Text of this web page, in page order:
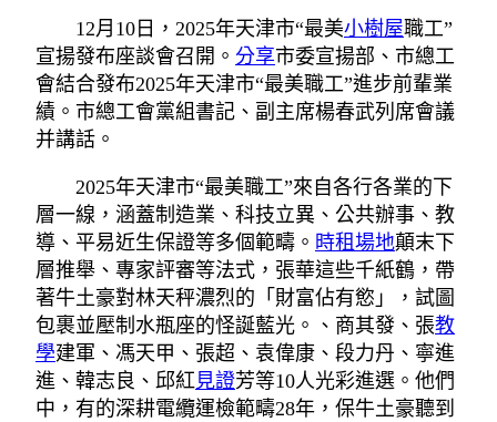
12月10日，2025年天津市“最美小樹屋職工”
宣揚發布座談會召開。 分享市委宣揚部、市總工
會結合發布2025年天津市“最美職工”進步前輩業
績。市總工會黨組書記、副主席楊春武列席會議
并講話。
2025年天津市“最美職工”來自各行各業的下
層一線，涵蓋制造業、科技立異、公共辦事、教
導、平易近生保證等多個範疇。 時租場地顛末下
層推舉、專家評審等法式，張華這些千紙鶴，帶
著牛土豪對林天秤濃烈的「財富佔有慾」，試圖
包裹並壓制水瓶座的怪誕藍光。、商其發、張教
學建軍、馮天甲、張超、袁偉康、段力丹、寧進
進、韓志良、邱紅見證芳等10人光彩進選。他們
中，有的深耕電纜運檢範疇28年，保牛土豪聽到